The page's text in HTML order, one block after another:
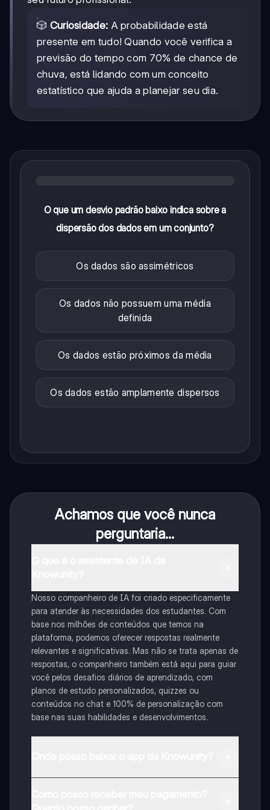
🎲 Curiosidade: A probabilidade está
presente em tudo! Quando você verifica a
previsão do tempo com 70% de chance de
chuva, está lidando com um conceito
estatístico que ajuda a planejar seu dia.
O que um desvio padrão baixo indica sobre a
dispersão dos dados em um conjunto?
Os dados são assimétricos
Os dados não possuem uma média
definida
Os dados estão próximos da média
Os dados estão amplamente dispersos
Achamos que você nunca
perguntaria...
Nosso companheiro de IA foi criado especificamente
para atender às necessidades dos estudantes. Com
base nos milhões de conteúdos que temos na
plataforma, podemos oferecer respostas realmente
relevantes e significativas. Mas não se trata apenas de
respostas, o companheiro também está aqui para guiar
você pelos desafios diários de aprendizado, com
planos de estudo personalizados, quizzes ou
conteúdos no chat e 100% de personalização com
base nas suas habilidades e desenvolvimentos.